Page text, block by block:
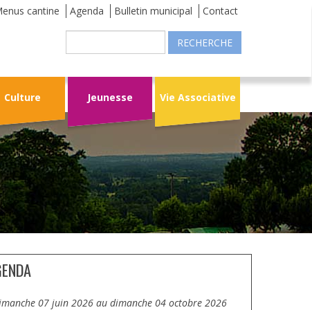
cantine Agenda Bulletin municipal
Contact
Culture Jeunesse Vie Associative
07 juin 2026 au dimanche 04 octobre 2026